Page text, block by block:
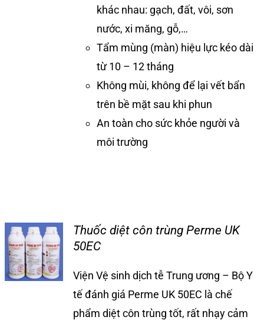
khác nhau: gạch, đất, vôi, sơn
nước, xi măng, gỗ,…
Tẩm mùng (màn) hiệu lực kéo dài
từ 10 – 12 tháng
Không mùi, không để lại vết bẩn
trên bề mặt sau khi phun
An toàn cho sức khỏe người và
môi trường
Thuốc diệt côn trùng Perme UK
50EC
Viện Vệ sinh dịch tễ Trung ương – Bộ Y
tế đánh giá Perme UK 50EC là chế
phẩm diệt côn trùng tốt, rất nhạy cảm